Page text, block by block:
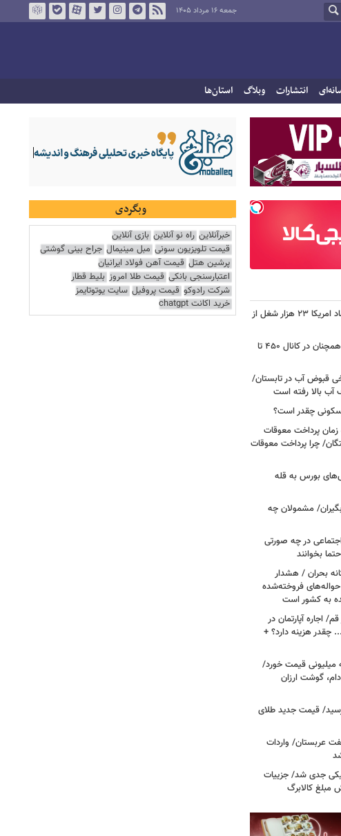
جمعه ۱۶ مرداد ۱۴۰۵
انتشارات وبلاگ استان‌ها
شوک به بازار کار آمریکا/ اقتصاد امریکا ۲۳ هزار شغل از
گزارشی از بازار برنج؛ قیمت‌ها همچنان در کانال ۴۵۰ تا
قبوض آب در تابستان/
آب بالا رفته است
چقدر است؟
زمان پرداخت معوقات
چرا پرداخت معوقات
بورس به قله
مشمولان چه
در چه صورتی
بخوانند
بحران / هشدار
فروخته‌شده
به کشور است
اجاره آپارتمان در
چقدر هزینه دارد؟ +
میلیونی قیمت خورد/
دام، گوشت ارزان
قیمت جدید طلای
عربستان/ واردات
جدی شد/ جزییات
مبلغ کالابرگ
وبگردی
خبرآنلاین راه نو آنلاین بازی آنلاین
قیمت تلویزیون سونی مبل مینیمال جراح بینی گوشتی
پرشین هتل قیمت آهن فولاد ایرانیان
اعتبارسنجی بانکی قیمت طلا امروز بلیط قطار
شرکت رادوکو قیمت پروفیل سایت یوتوتایمز
خرید اکانت chatgpt